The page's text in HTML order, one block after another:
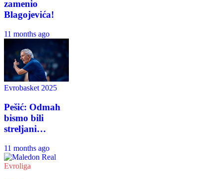
zamenio
Blagojevića!
11 months ago
Evrobasket 2025
Pešić: Odmah
bismo bili
streljani…
11 months ago
Evroliga